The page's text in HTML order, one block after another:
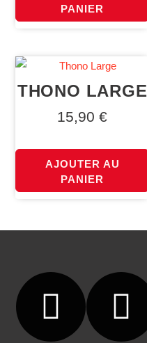
PANIER
THONO LARGE
15,90€
AJOUTER AU
PANIER